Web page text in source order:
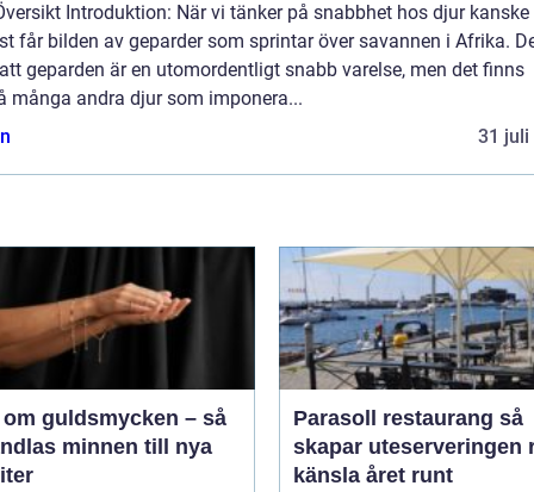
Introduktion: När vi tänker på snabbhet hos djur kanske
får bilden av geparder som sprintar över savannen i Afrika.
geparden är en utomordentligt snabb varelse, men det finns
många andra djur som imponera...
31 juli
guldsmycken – så
minnen till nya
Parasoll restaurang så
skapar uteserveringen
känsla året runt